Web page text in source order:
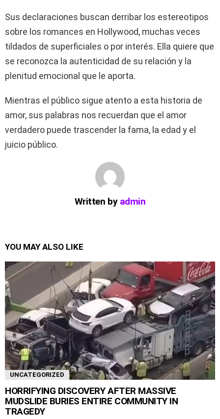
Sus declaraciones buscan derribar los estereotipos
sobre los romances en Hollywood, muchas veces
tildados de superficiales o por interés. Ella quiere que
se reconozca la autenticidad de su relación y la
plenitud emocional que le aporta.
Mientras el público sigue atento a esta historia de
amor, sus palabras nos recuerdan que el amor
verdadero puede trascender la fama, la edad y el
juicio público.
Written by admin
YOU MAY ALSO LIKE
UNCATEGORIZED
HORRIFYING DISCOVERY AFTER MASSIVE
MUDSLIDE BURIES ENTIRE COMMUNITY IN
TRAGEDY